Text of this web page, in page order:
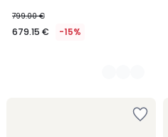
799.00 €
679.15 € -15%